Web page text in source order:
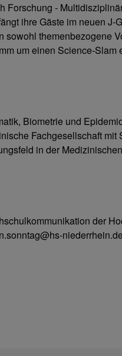
Forschung -
ihre Gäste im neuen J-
sowohl themenbezogene
um einen Science-Slam
Biometrie und
Fachgesellschaft mit
in der
der
niederrhein.de